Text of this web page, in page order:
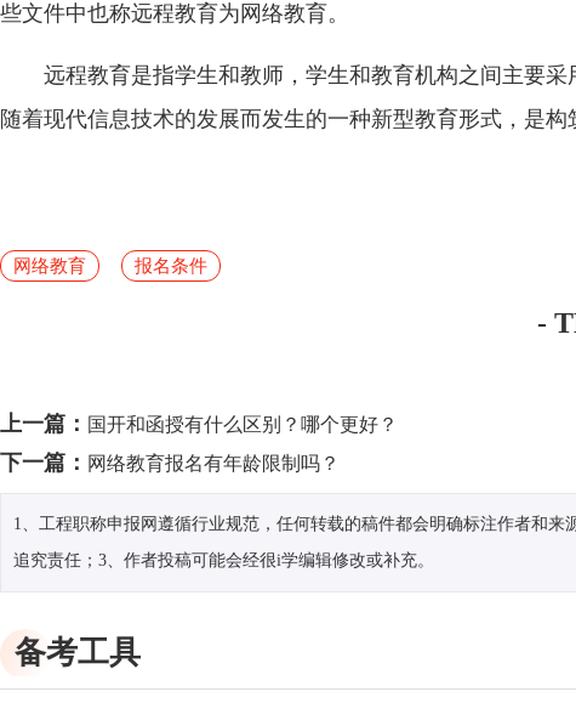
些文件中也称远程教育为网络教育。
远程教育是指学生和教师，学生和教育机构之间主要
随着现代信息技术的发展而发生的一种新型教育形式，是
网络教育 报名条件
-
上一篇： 国开和函授有什么区别？哪个更好？
下一篇： 网络教育报名有年龄限制吗？
1、工程职称申报网遵循行业规范，任何转载的稿件都会明确标注作者和
追究责任；3、作者投稿可能会经很i学编辑修改或补充。
备考工具